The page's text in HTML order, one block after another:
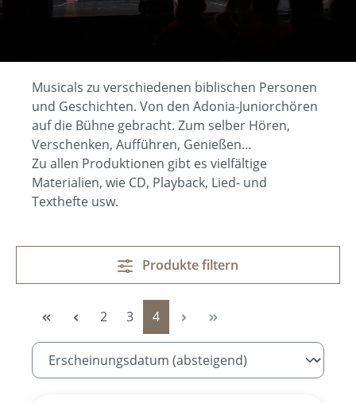
Musicals zu verschiedenen biblischen Personen
und Geschichten. Von den Adonia-Juniorchören
auf die Bühne gebracht. Zum selber Hören,
Verschenken, Aufführen, Genießen…
Zu allen Produktionen gibt es vielfältige
Materialien, wie CD, Playback, Lied- und
Texthefte usw.
Produkte filtern
Seite
2 Seite
3 Seite
4